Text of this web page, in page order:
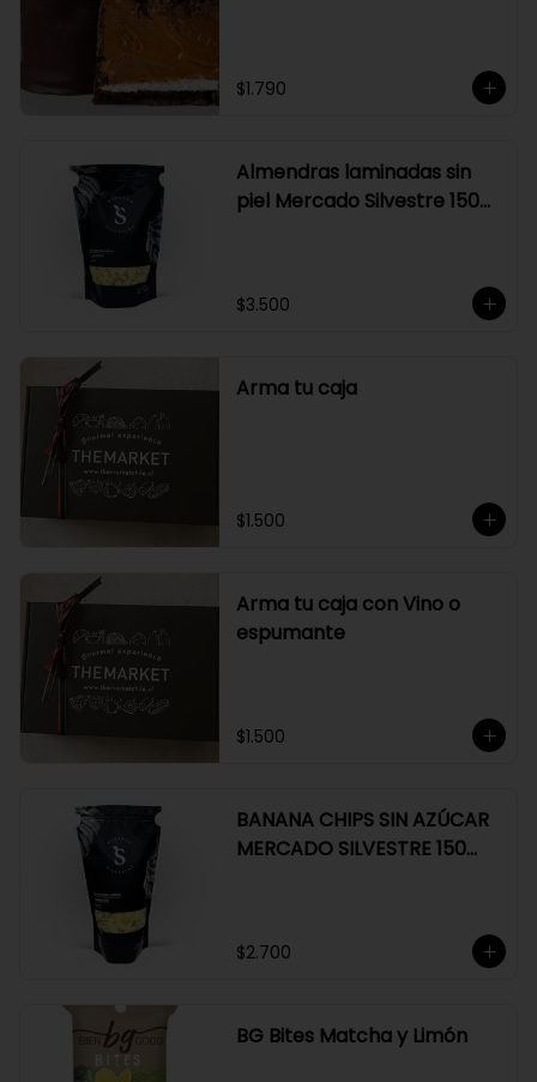
$1.790
Almendras laminadas sin
piel Mercado Silvestre 150
$3.500
Arma tu caja
$1.500
Arma tu caja con Vino o
espumante
$1.500
BANANA CHIPS SIN AZÚCAR
MERCADO SILVESTRE 150
$2.700
BG Bites Matcha y Limón